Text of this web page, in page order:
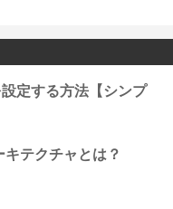
定する方法【シンプ
テクチャとは？